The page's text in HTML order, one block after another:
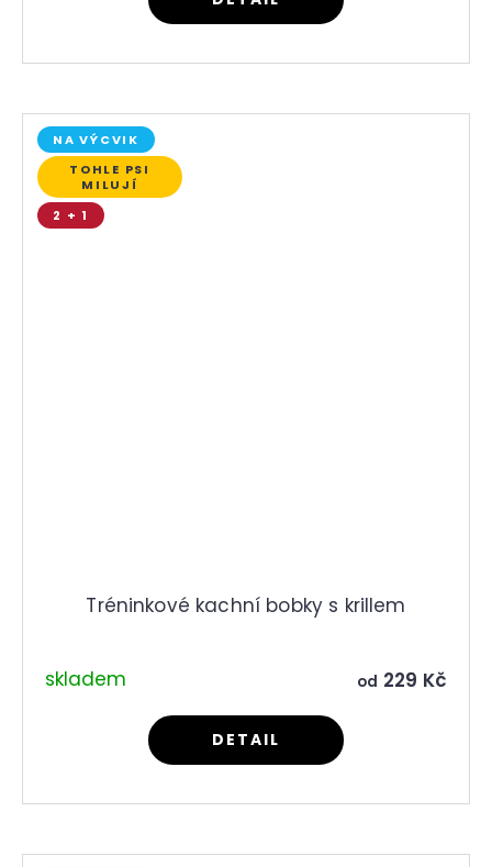
NA VÝCVIK
TOHLE PSI
MILUJÍ
2 + 1
Tréninkové kachní bobky s krillem
skladem od 229 Kč
DETAIL